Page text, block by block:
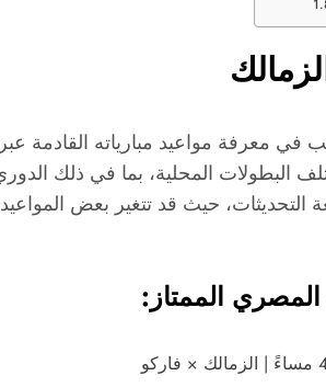
في معرفة مواعيد مبارياته القادمة
البطولات المحلية، بما في ذلك
التحديثات، حيث قد تتغير بعض
الممتاز: